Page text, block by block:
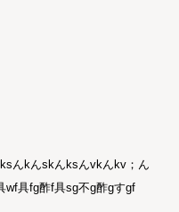
んkんskんksんvkんkv；ん
wf具fg酢f具sg不g酢gすgf